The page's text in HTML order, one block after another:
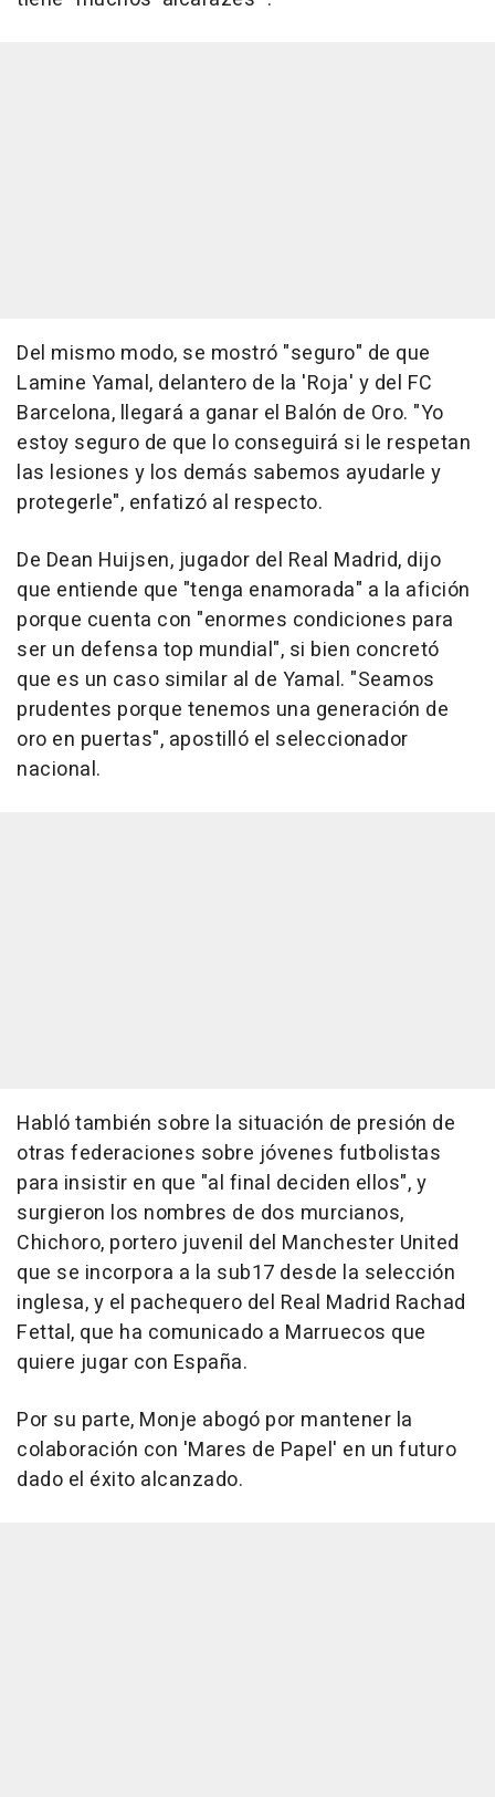
Del mismo modo, se mostró "seguro" de que
Lamine Yamal, delantero de la 'Roja' y del FC
Barcelona, llegará a ganar el Balón de Oro. "Yo
estoy seguro de que lo conseguirá si le respetan
las lesiones y los demás sabemos ayudarle y
protegerle", enfatizó al respecto.
De Dean Huijsen, jugador del Real Madrid, dijo
que entiende que "tenga enamorada" a la afición
porque cuenta con "enormes condiciones para
ser un defensa top mundial", si bien concretó
que es un caso similar al de Yamal. "Seamos
prudentes porque tenemos una generación de
oro en puertas", apostilló el seleccionador
nacional.
Habló también sobre la situación de presión de
otras federaciones sobre jóvenes futbolistas
para insistir en que "al final deciden ellos", y
surgieron los nombres de dos murcianos,
Chichoro, portero juvenil del Manchester United
que se incorpora a la sub17 desde la selección
inglesa, y el pachequero del Real Madrid Rachad
Fettal, que ha comunicado a Marruecos que
quiere jugar con España.
Por su parte, Monje abogó por mantener la
colaboración con 'Mares de Papel' en un futuro
dado el éxito alcanzado.